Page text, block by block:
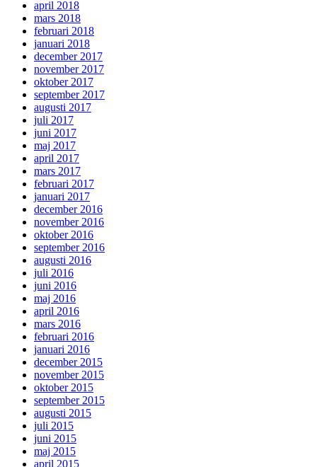
april 2018
mars 2018
februari 2018
januari 2018
december 2017
november 2017
oktober 2017
september 2017
augusti 2017
juli 2017
juni 2017
maj 2017
april 2017
mars 2017
februari 2017
januari 2017
december 2016
november 2016
oktober 2016
september 2016
augusti 2016
juli 2016
juni 2016
maj 2016
april 2016
mars 2016
februari 2016
januari 2016
december 2015
november 2015
oktober 2015
september 2015
augusti 2015
juli 2015
juni 2015
maj 2015
april 2015